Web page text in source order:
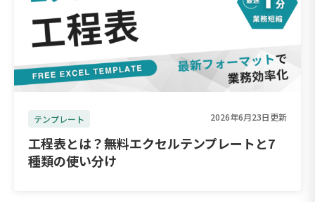
テンプレート 2026年6月23日更新
工程表とは？無料エクセルテンプレートと7
種類の使い分け